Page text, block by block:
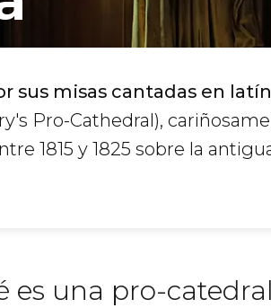
sus misas cantadas en latín
Pro-Cathedral),
1815 y 1825 sobre la
es una pro-